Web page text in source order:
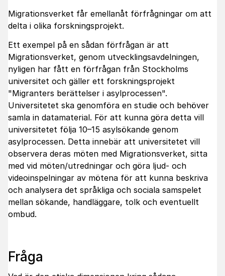
Migrationsverket får emellanåt förfrågningar om att
delta i olika forskningsprojekt.
Ett exempel på en sådan förfrågan är att
Migrationsverket, genom utvecklingsavdelningen,
nyligen har fått en förfrågan från Stockholms
universitet och gäller ett forskningsprojekt
"Migranters berättelser i asylprocessen".
Universitetet ska genomföra en studie och behöver
samla in datamaterial. För att kunna göra detta vill
universitetet följa 10–15 asylsökande genom
asylprocessen. Detta innebär att universitetet vill
observera deras möten med Migrationsverket, sitta
med vid möten/utredningar och göra ljud- och
videoinspelningar av mötena för att kunna beskriva
och analysera det språkliga och sociala samspelet
mellan sökande, handläggare, tolk och eventuellt
ombud.
Fråga